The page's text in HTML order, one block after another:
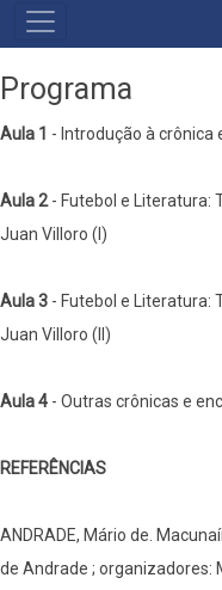
MENU
PRIMÁRIO
Programa
Aula 1 - Introdução à crônica
Aula 2- Futebol e Literatura:
Juan Villoro (I)
Aula 3 - Futebol e Literatura:
Juan Villoro (II)
Aula 4 - Outras crônicas e
REFERÊNCIAS
ANDRADE, Mário de.
de Andrade ; organizadores: